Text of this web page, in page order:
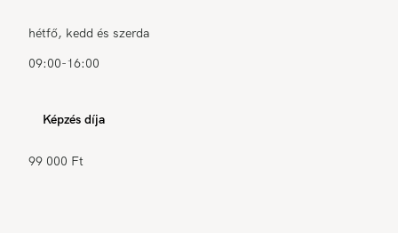
hétfő, kedd és szerda
09:00-16:00
Képzés díja
99 000 Ft